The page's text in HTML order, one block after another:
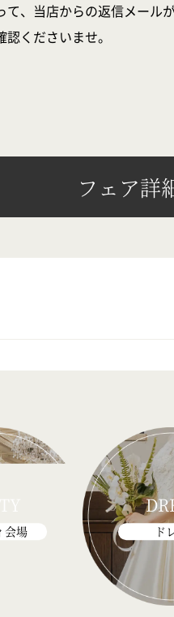
、当店からの返信メー
くださいませ。
フェア詳
会場 ド